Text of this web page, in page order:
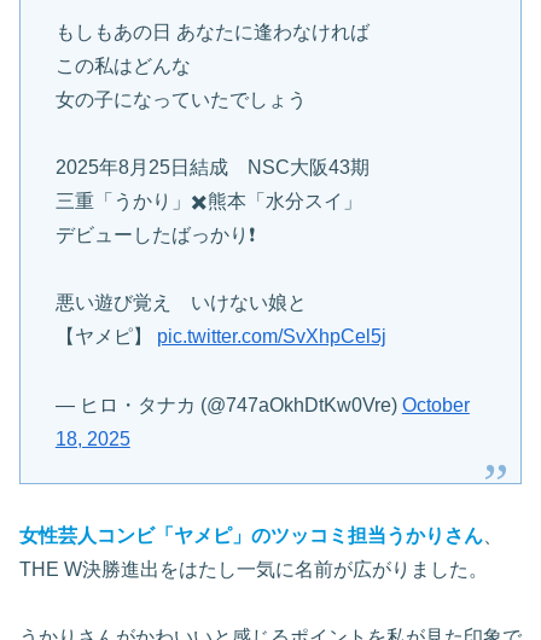
もしもあの日 あなたに逢わなければ
この私はどんな
女の子になっていたでしょう
2025年8月25日結成 NSC大阪43期
三重「うかり」✖️熊本「水分スイ」
デビューしたばっかり❗
悪い遊び覚え いけない娘と
【ヤメピ】 pic.twitter.com/SvXhpCel5j
— ヒロ・タナカ (@747aOkhDtKw0Vre) October
18, 2025
女性芸人コンビ「ヤメピ」のツッコミ担当うかりさん
THE W決勝進出をはたし一気に名前が広がりました。